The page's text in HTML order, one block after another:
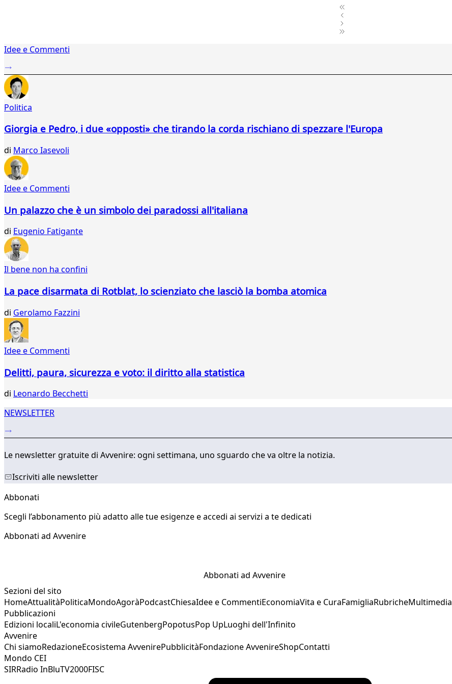
2
...
Idee e Commenti
Politica
Giorgia e Pedro, i due «opposti» che tirando la corda rischiano di spezzare l'Europa
di Marco Iasevoli
Idee e Commenti
Un palazzo che è un simbolo dei paradossi all'italiana
di Eugenio Fatigante
Il bene non ha confini
La pace disarmata di Rotblat, lo scienziato che lasciò la bomba atomica
di Gerolamo Fazzini
Idee e Commenti
Delitti, paura, sicurezza e voto: il diritto alla statistica
di Leonardo Becchetti
NEWSLETTER
Le newsletter gratuite di Avvenire: ogni settimana, uno sguardo che va oltre la notizia.
Iscriviti alle newsletter
Abbonati
Scegli l’abbonamento più adatto alle tue esigenze e accedi ai servizi a te dedicati
Abbonati ad Avvenire
Abbonati ad Avvenire
Sezioni del sito
HomeAttualitàPoliticaMondoAgoràPodcastChiesaIdee e CommentiEconomiaVita e CuraFamigliaRubricheMultimedia
Pubblicazioni
Edizioni localiL'economia civileGutenbergPopotusPop UpLuoghi dell'Infinito
Avvenire
Chi siamoRedazioneEcosistema AvvenirePubblicitàFondazione AvvenireShopContatti
Mondo CEI
SIRRadio InBluTV2000FISC